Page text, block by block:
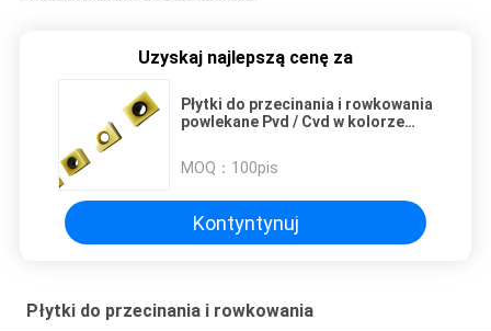
Uzyskaj najlepszą cenę za
Płytki do przecinania i rowkowania
powlekane Pvd / Cvd w kolorze
MOQ： 100pis
Kontyntynuj
Płytki do przecinania i rowkowania